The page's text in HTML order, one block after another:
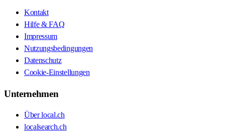
Kontakt
Hilfe & FAQ
Impressum
Nutzungsbedingungen
Datenschutz
Cookie-Einstellungen
Unternehmen
Über local.ch
localsearch.ch